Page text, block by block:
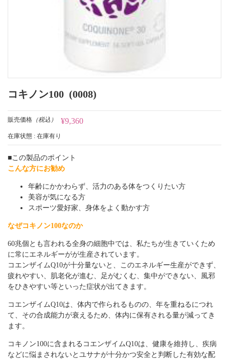
コキノン100 (0008)
販売価格 （税込） ¥9,360
在庫状態 : 在庫有り
■この製品のポイント
こんな方にお勧め
年齢にかかわらず、活力のある体をつくりたい方
美容が気になる方
スポーツ愛好家、身体をよく動かす方
なぜコキノン100なのか
60兆個とも言われる全身の細胞中では、私たちが生きていくため
に常にエネルギーがが生産されています。
コエンザイムQ10が十分量ないと、このエネルギー生産ができず、
疲れやすい、肌老化が進む、足がむくむ、集中ができない、風邪
をひきやすい等といった症状が出てきます。
コエンザイムQ10は、体内で作られるものの、年を重ねるにつれ
て、その合成能力が衰えるため、体内に保有される量が減ってき
ます。
コキノン100に含まれるコエンザイムQ10は、健康を維持し、疾病
などに悩まされないとユサナが十分かつ安全と判断した有効な配